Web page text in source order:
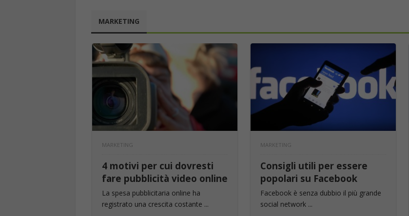
MARKETING
MARKETING
4 motivi per cui dovresti
fare pubblicità video online
La spesa pubblicitaria online ha
registrato una crescita costante ...
MARKETING
Consigli utili per essere
popolari su Facebook
Facebook è senza dubbio il più grande
social network ...